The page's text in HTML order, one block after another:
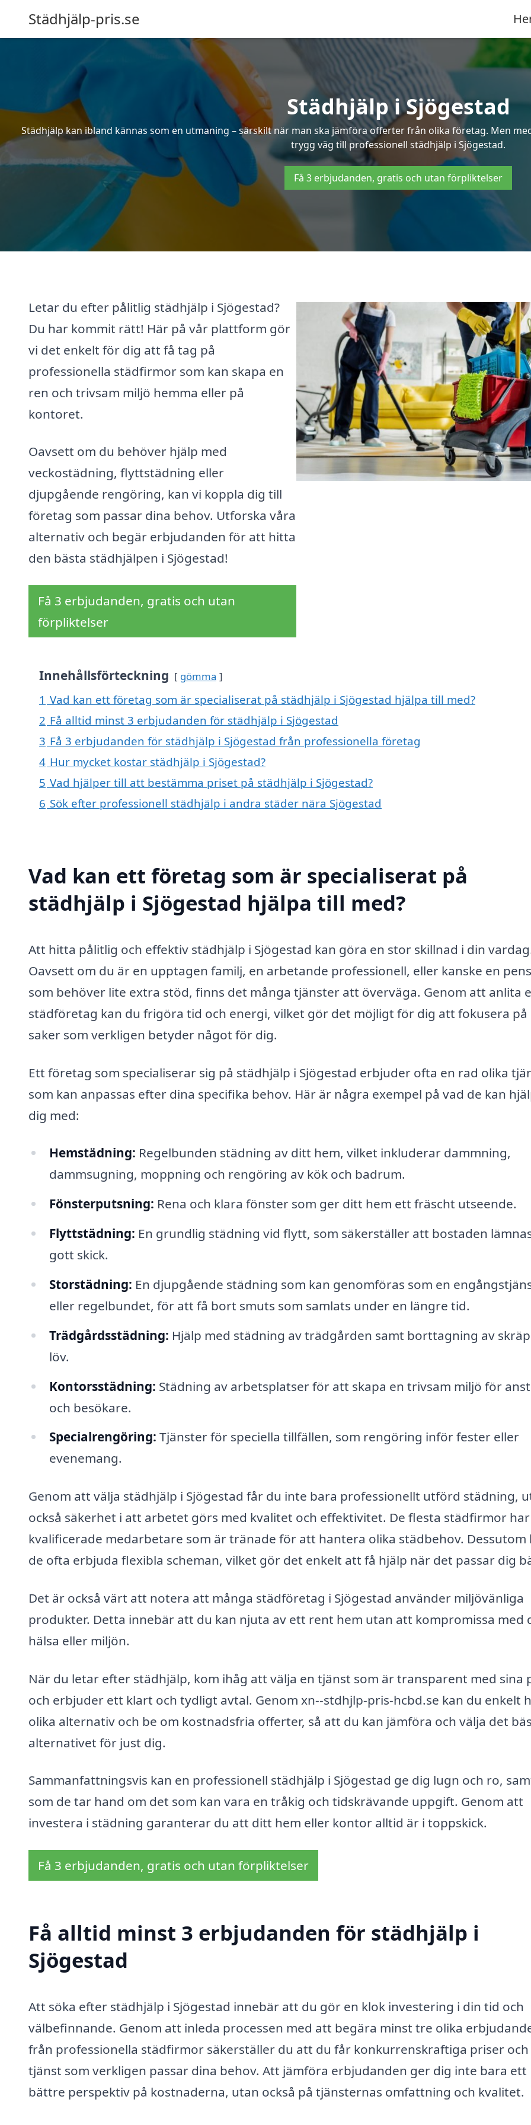
Städhjälp-pris.se
Städhjälp i Sjögestad
Städhjälp kan ibland kännas som en utmaning – särskilt när man ska jämföra offerter från olika företag. Men
trygg väg till professionell städhjälp i Sjögestad.
Få 3 erbjudanden, gratis och utan förpliktelser
Letar du efter pålitlig städhjälp i Sjögestad?
Du har kommit rätt! Här på vår plattform gör
vi det enkelt för dig att få tag på
professionella städfirmor som kan skapa en
ren och trivsam miljö hemma eller på
kontoret.
Oavsett om du behöver hjälp med
veckostädning, flyttstädning eller
djupgående rengöring, kan vi koppla dig till
företag som passar dina behov. Utforska våra
alternativ och begär erbjudanden för att hitta
den bästa städhjälpen i Sjögestad!
Få 3 erbjudanden, gratis och utan
förpliktelser
Innehållsförteckning gömma
1 Vad kan ett företag som är specialiserat på städhjälp i Sjögestad hjälpa till med?
2 Få alltid minst 3 erbjudanden för städhjälp i Sjögestad
3 Få 3 erbjudanden för städhjälp i Sjögestad från professionella företag
4 Hur mycket kostar städhjälp i Sjögestad?
5 Vad hjälper till att bestämma priset på städhjälp i Sjögestad?
6 Sök efter professionell städhjälp i andra städer nära Sjögestad
Vad kan ett företag som är specialiserat på
städhjälp i Sjögestad hjälpa till med?
Att hitta pålitlig och effektiv städhjälp i Sjögestad kan göra en stor skillnad i din
Oavsett om du är en upptagen familj, en arbetande professionell, eller kanske en
som behöver lite extra stöd, finns det många tjänster att överväga. Genom att anlita
städföretag kan du frigöra tid och energi, vilket gör det möjligt för dig att fokusera på
saker som verkligen betyder något för dig.
Ett företag som specialiserar sig på städhjälp i Sjögestad erbjuder ofta en rad olika
som kan anpassas efter dina specifika behov. Här är några exempel på vad de kan
dig med:
Hemstädning: Regelbunden städning av ditt hem, vilket inkluderar dammning,
dammsugning, moppning och rengöring av kök och badrum.
Fönsterputsning: Rena och klara fönster som ger ditt hem ett fräscht utseende.
Flyttstädning: En grundlig städning vid flytt, som säkerställer att bostaden
gott skick.
Storstädning: En djupgående städning som kan genomföras som en
eller regelbundet, för att få bort smuts som samlats under en längre tid.
Trädgårdsstädning: Hjälp med städning av trädgården samt borttagning av
löv.
Kontorsstädning: Städning av arbetsplatser för att skapa en trivsam miljö för
och besökare.
Specialrengöring: Tjänster för speciella tillfällen, som rengöring inför fester eller
evenemang.
Genom att välja städhjälp i Sjögestad får du inte bara professionellt utförd städning,
också säkerhet i att arbetet görs med kvalitet och effektivitet. De flesta städfirmor har
kvalificerade medarbetare som är tränade för att hantera olika städbehov. Dessutom
de ofta erbjuda flexibla scheman, vilket gör det enkelt att få hjälp när det passar dig
Det är också värt att notera att många städföretag i Sjögestad använder miljövänliga
produkter. Detta innebär att du kan njuta av ett rent hem utan att kompromissa med
hälsa eller miljön.
När du letar efter städhjälp, kom ihåg att välja en tjänst som är transparent med sina
och erbjuder ett klart och tydligt avtal. Genom xn--stdhjlp-pris-hcbd.se kan du enkelt
olika alternativ och be om kostnadsfria offerter, så att du kan jämföra och välja det
alternativet för just dig.
Sammanfattningsvis kan en professionell städhjälp i Sjögestad ge dig lugn och ro,
som de tar hand om det som kan vara en tråkig och tidskrävande uppgift. Genom att
investera i städning garanterar du att ditt hem eller kontor alltid är i toppskick.
Få 3 erbjudanden, gratis och utan förpliktelser
Få alltid minst 3 erbjudanden för städhjälp i
Sjögestad
Att söka efter städhjälp i Sjögestad innebär att du gör en klok investering i din tid och
välbefinnande. Genom att inleda processen med att begära minst tre olika
från professionella städfirmor säkerställer du att du får konkurrenskraftiga priser och
tjänst som verkligen passar dina behov. Att jämföra erbjudanden ger dig inte bara ett
bättre perspektiv på kostnaderna, utan också på tjänsternas omfattning och kvalitet.